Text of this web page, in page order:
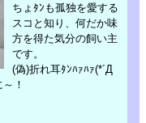
ちょﾀﾝも孤独を愛する
スコと知り、何だか味
方を得た気分の飼い主
です。
(偽)折れ耳ﾀﾝﾊｧﾊｧ(*´Д
！